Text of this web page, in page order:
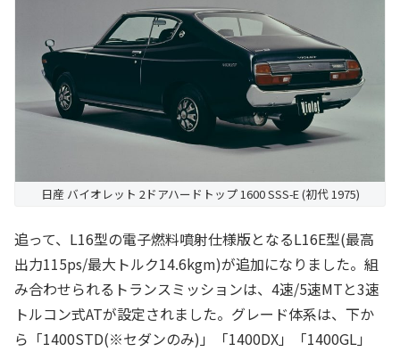
日産 バイオレット 2ドアハードトップ 1600 SSS-E (初代 1975)
追って、L16型の電子燃料噴射仕様版となるL16E型(最高
出力115ps/最大トルク14.6kgm)が追加になりました。組
み合わせられるトランスミッションは、4速/5速MTと3速
トルコン式ATが設定されました。グレード体系は、下か
ら「1400STD(※セダンのみ)」「1400DX」「1400GL」